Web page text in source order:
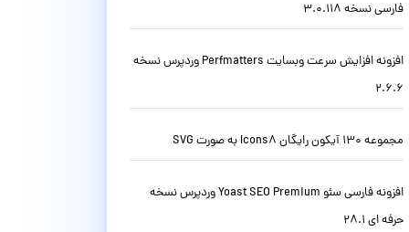
فارسی نسخه 3.0.118
افزونه افزایش سرعت وبسایت Perfmatters وردپرس نسخه
2.6.6
مجموعه 130 آیکون رایگان Icons8 به صورت SVG
افزونه فارسی سئو Yoast SEO Premium وردپرس نسخه
حرفه ای 28.1